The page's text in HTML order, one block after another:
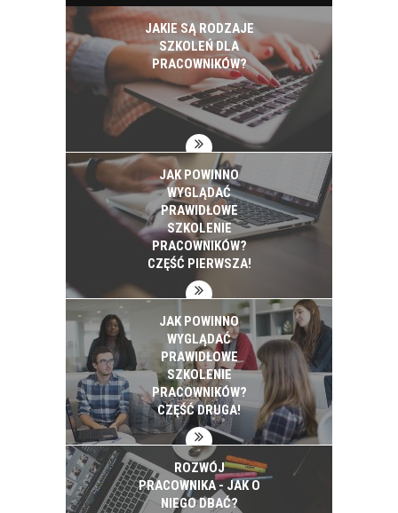
JAKIE SĄ RODZAJE
SZKOLEŃ DLA
PRACOWNIKÓW?
JAK POWINNO
WYGLĄDAĆ
PRAWIDŁOWE
SZKOLENIE
PRACOWNIKÓW?
CZĘŚĆ PIERWSZA!
JAK POWINNO
WYGLĄDAĆ
PRAWIDŁOWE
SZKOLENIE
PRACOWNIKÓW?
CZĘŚĆ DRUGA!
ROZWÓJ
PRACOWNIKA - JAK O
NIEGO DBAĆ?